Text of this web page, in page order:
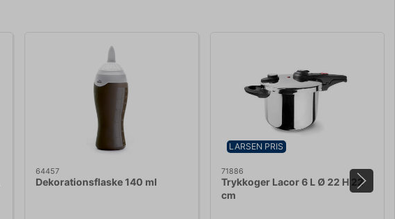
64457
Dekorationsflaske 140 ml
LARSEN PRIS
71886
Trykkoger Lacor 6 L Ø 22 H 22
cm